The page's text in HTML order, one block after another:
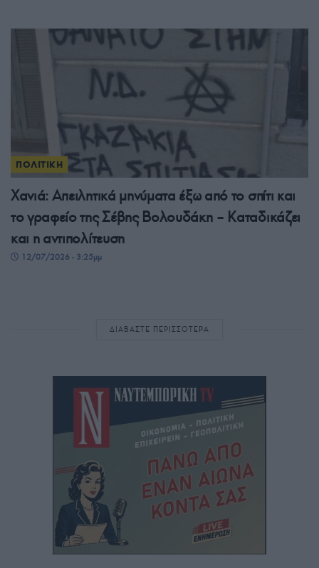
ΠΟΛΙΤΙΚΗ
Χανιά: Απειλητικά μηνύματα έξω από το σπίτι και
το γραφείο της Σέβης Βολουδάκη – Καταδικάζει
και η αντιπολίτευση
12/07/2026 - 3:25μμ
ΔΙΑΒΑΣΤΕ ΠΕΡΙΣΣΟΤΕΡΑ